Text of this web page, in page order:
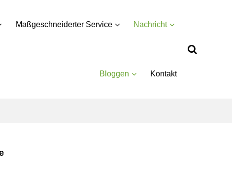
Maßgeschneiderter Service Nachricht
Bloggen Kontakt